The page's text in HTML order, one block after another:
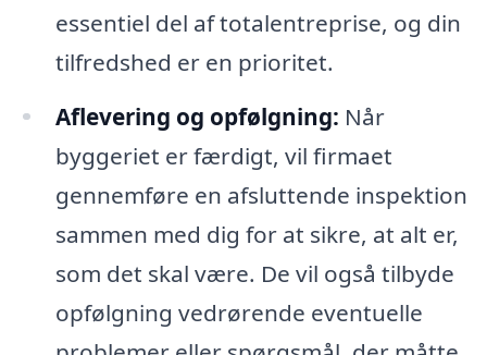
essentiel del af totalentreprise, og din
tilfredshed er en prioritet.
Aflevering og opfølgning: Når
byggeriet er færdigt, vil firmaet
gennemføre en afsluttende inspektion
sammen med dig for at sikre, at alt er,
som det skal være. De vil også tilbyde
opfølgning vedrørende eventuelle